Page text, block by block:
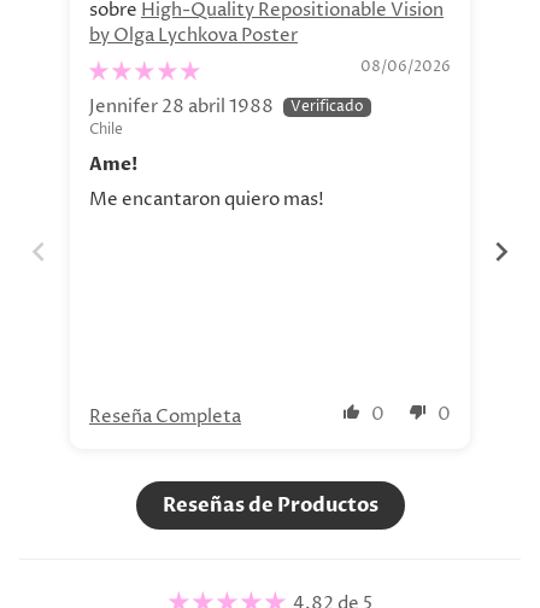
High-Quality Repositionable Vision
by Olga Lychkova Poster
08/06/2026
Jennifer 28 abril 1988
Chile
Ame!
Me encantaron quiero mas!
0 0
Reseña Completa
Reseñas de Productos